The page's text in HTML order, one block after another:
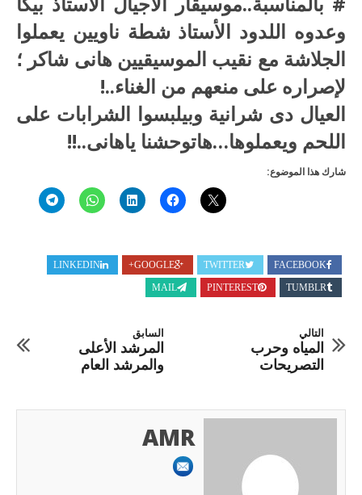
وعدوه اللدود الأستاذ شطة ناويين يعملوا
الجلاشة مع نقيب الموسيقيين هانى شاكر ؛
لإصراره على منعهم من الغناء..!
العيال دى شرانية وبيلبسوا الشرابات على
اللحم ويعملوها…هاتوحشنا ياهانى..!!
شارك هذا الموضوع:
FACEBOOK
TWITTER
GOOGLE+
LINKEDIN
TUMBLR
PINTEREST
MAIL
السابق
المرشد الأعلى
والمرشد العام
التالي
المياه وحرب
التصريحات
AMR